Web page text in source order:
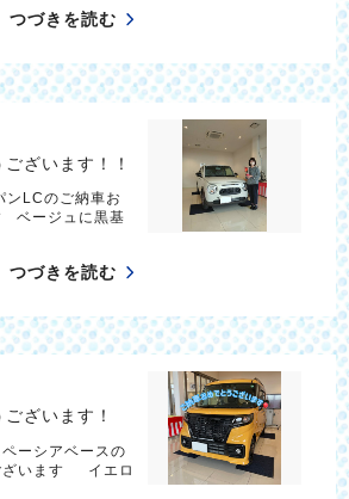
つづきを読む
ざいます！！
ンLCのご納車お
ベージュに黒基
つづきを読む
ざいます！
ーシアベースの
ざいます イエロ